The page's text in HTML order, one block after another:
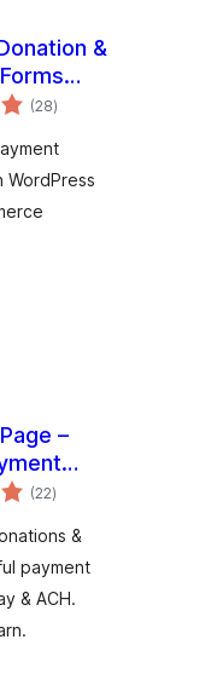
&
(28કુલ
રેટિંગ્સ
)
WordPress
–
&
(22કુલ
રેટિંગ્સ
)
&
payment
& ACH.